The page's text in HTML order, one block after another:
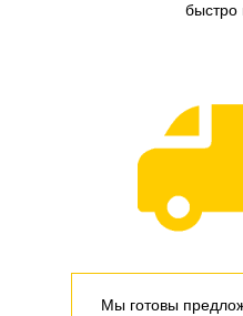
Мы готовы
быстро